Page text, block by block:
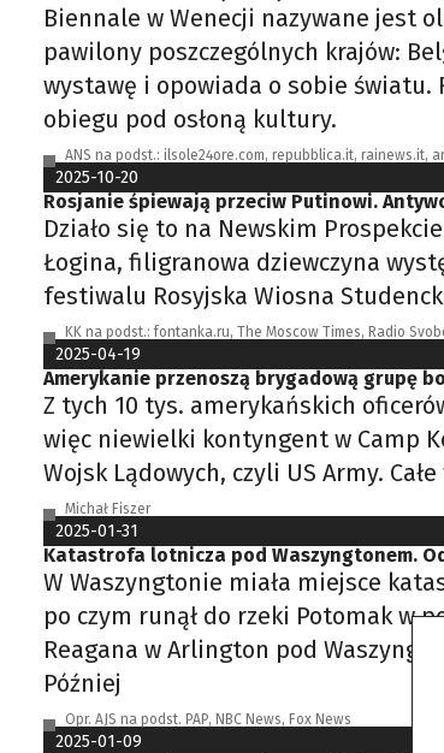
Biennale w Wenecji nazywane jest
pawilony poszczególnych krajów:
wystawę i opowiada o sobie światu.
obiegu pod osłoną kultury.
ANS na podst.: ilsole24ore.com, repubblica.it, rainews.it,
2025-10-20
Rosjanie śpiewają przeciw Putinowi.
Działo się to na Newskim
Łogina, filigranowa dziewczyna
festiwalu Rosyjska Wiosna
KK na podst.: fontanka.ru, The Moscow Times, Radio
2025-04-19
Amerykanie przenoszą brygadową grupę
Z tych 10 tys. amerykańskich
więc niewielki kontyngent w Camp
Wojsk Lądowych, czyli US Army.
Michał Fiszer
2025-01-31
Katastrofa lotnicza pod Waszyngtonem.
W Waszyngtonie miała miejsce
po czym runął do rzeki Potomak w
Reagana w Arlington pod
Później
Opr. AJS na podst. PAP, NBC News, Fox News
2025-01-09